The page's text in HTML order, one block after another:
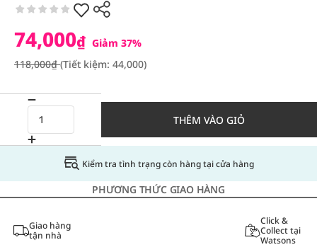
74,000₫ Giảm 37%
118,000₫(Tiết kiệm: 44,000)
THÊM VÀO GIỎ
Kiểm tra tình trạng còn hàng tại cửa hàng
PHƯƠNG THỨC GIAO HÀNG
Giao hàng
tận nhà
Click &
Collect tại
Watsons